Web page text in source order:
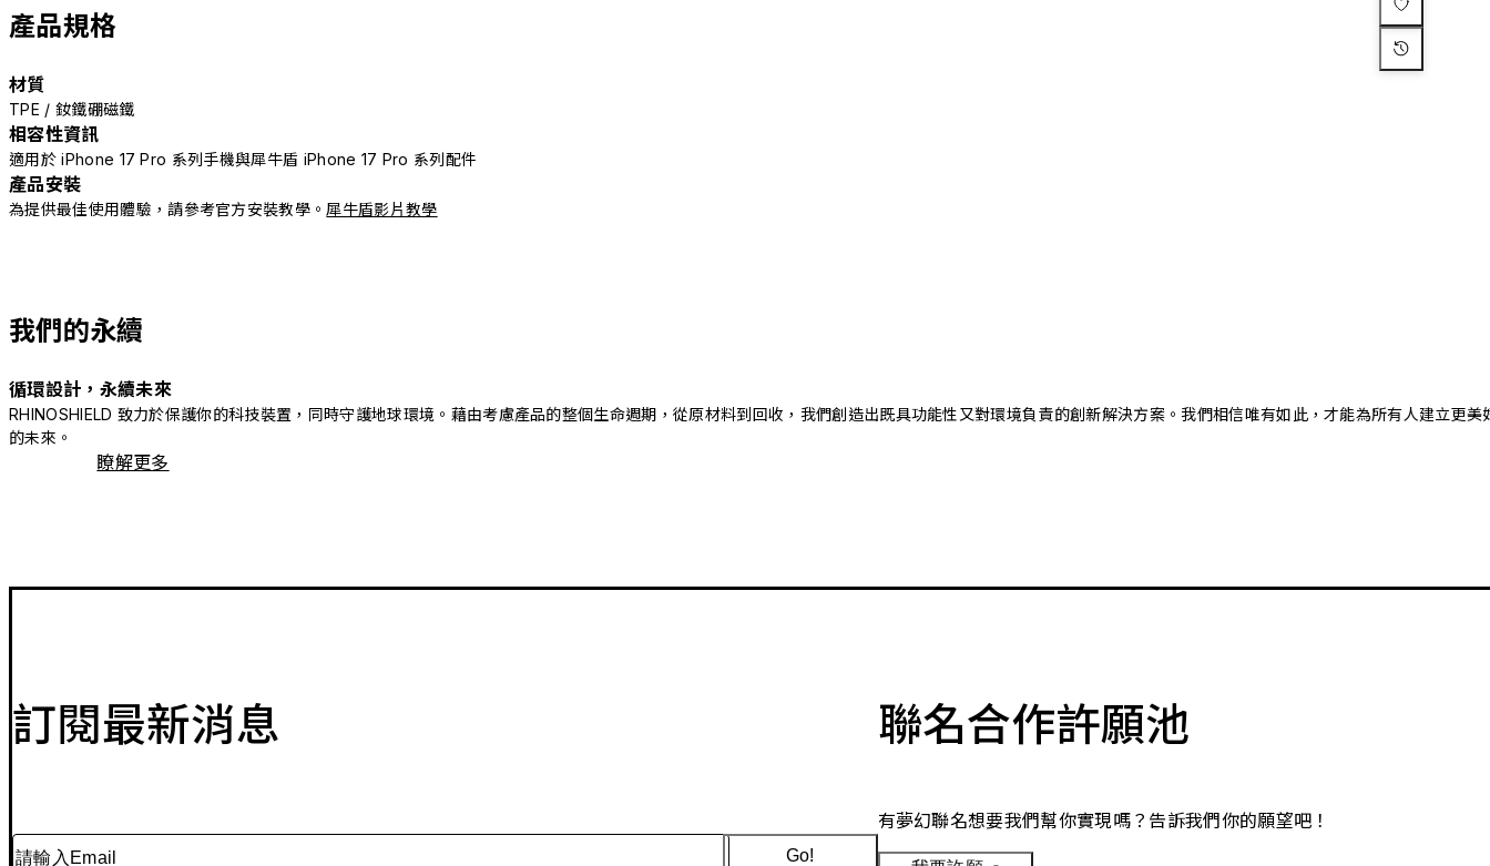
產品規格
材質
TPE / 釹鐵硼磁鐵
相容性資訊
適用於 iPhone 17 Pro 系列手機與犀牛盾 iPhone 17 Pro 系列配件
產品安裝
為提供最佳使用體驗，請參考官方安裝教學。 犀牛盾影片教學
我們的永續
循環設計，永續未來
RHINOSHIELD 致力於保護你的科技裝置，同時守護地球環境。藉由考慮產品的整個生命週期，從原材料到回收，我們創造出既具功能性又對環境負責的創新解決方案。我們相信唯有如此，才能為所有人建立更美
的未來。
瞭解更多
訂閱最新消息
請輸入Email Go!
聯名合作許願池
有夢幻聯名想要我們幫你實現嗎？告訴我們你的願望吧！